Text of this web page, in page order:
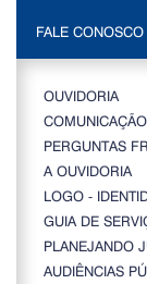
FALE CONOSCO
OUVIDORIA
COMUNICAÇÃO
PERGUNTAS
A OUVIDORIA
LOGO -
GUIA DE
PLANEJANDO
AUDIÊNCIAS